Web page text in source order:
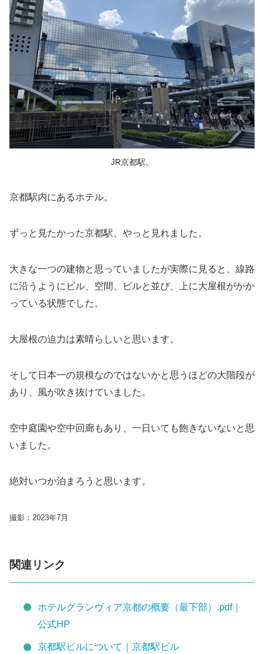
JR京都駅。
京都駅内にあるホテル。
ずっと見たかった京都駅、やっと見れました。
大きな一つの建物と思っていましたが実際に見ると、線路
に沿うようにビル、空間、ビルと並び、上に大屋根がかか
っている状態でした。
大屋根の迫力は素晴らしいと思います。
そして日本一の規模なのではないかと思うほどの大階段が
あり、風が吹き抜けていました。
空中庭園や空中回廊もあり、一日いても飽きないないと思
いました。
絶対いつか泊まろうと思います。
撮影：2023年7月
関連リンク
ホテルグランヴィア京都の概要（最下部）.pdf｜
公式HP
京都駅ビルについて｜京都駅ビル